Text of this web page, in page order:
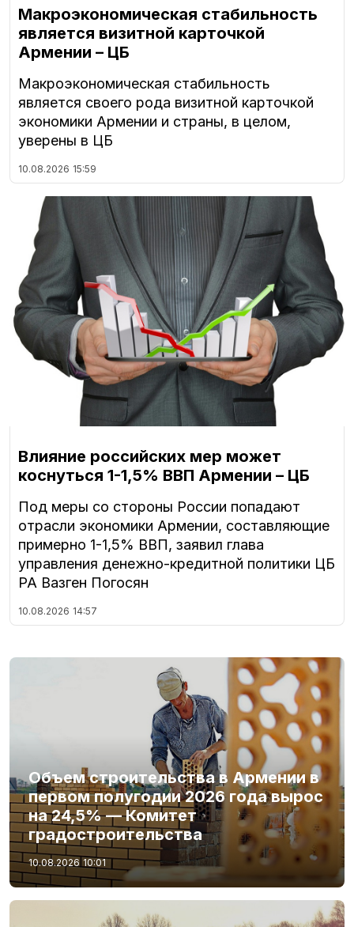
Макроэкономическая стабильность
является визитной карточкой
Армении – ЦБ
Макроэкономическая стабильность
является своего рода визитной карточкой
экономики Армении и страны, в целом,
уверены в ЦБ
10.08.2026 15:59
Влияние российских мер может
коснуться 1-1,5% ВВП Армении – ЦБ
Под меры со стороны России попадают
отрасли экономики Армении, составляющие
примерно 1-1,5% ВВП, заявил глава
управления денежно-кредитной политики ЦБ
РА Вазген Погосян
10.08.2026 14:57
Объем строительства в Армении в
первом полугодии 2026 года вырос
на 24,5% — Комитет
градостроительства
10.08.2026 10:01